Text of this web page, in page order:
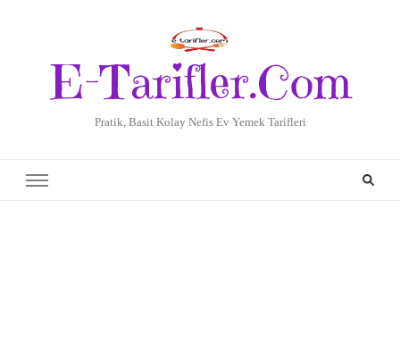
E-Tarifler.Com
Pratik, Basit Kolay Nefis Ev Yemek Tarifleri